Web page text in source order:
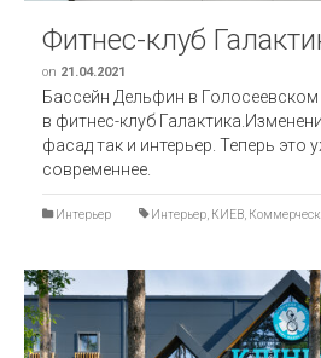
Фитнес-клуб
on 21.04.2021
Бассейн Дельфин в
в фитнес-клуб
фасад так и интерьер. Теперь это
современнее.
Интерьер Интерьер КИЕВ